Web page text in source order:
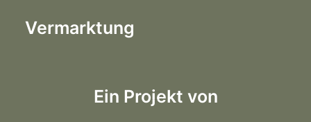
Vermarktung
Ein Projekt von